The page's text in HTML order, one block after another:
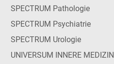
SPECTRUM Pathologie
SPECTRUM Psychiatrie
SPECTRUM Urologie
UNIVERSUM INNERE MEDIZIN